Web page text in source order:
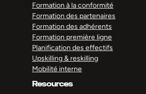
Formation à la conformité
Formation des partenaires
Formation des adhérents
Formation première ligne
Planification des effectifs
Upskilling & reskilling
Mobilité interne
Resources